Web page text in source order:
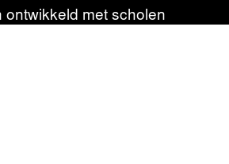
ontwikkeld met scholen